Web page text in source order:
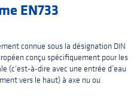
EN733
connue sous la désignation DIN
conçu spécifiquement pour les
(c’est-à-dire avec une entrée d’eau
vers le haut) à axe nu ou